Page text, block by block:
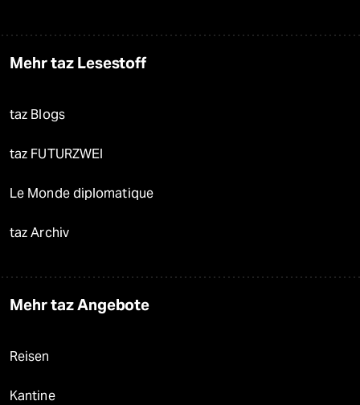
Mehr taz Lesestoff
taz Blogs
taz FUTURZWEI
Le Monde diplomatique
taz Archiv
Mehr taz Angebote
Reisen
Kantine